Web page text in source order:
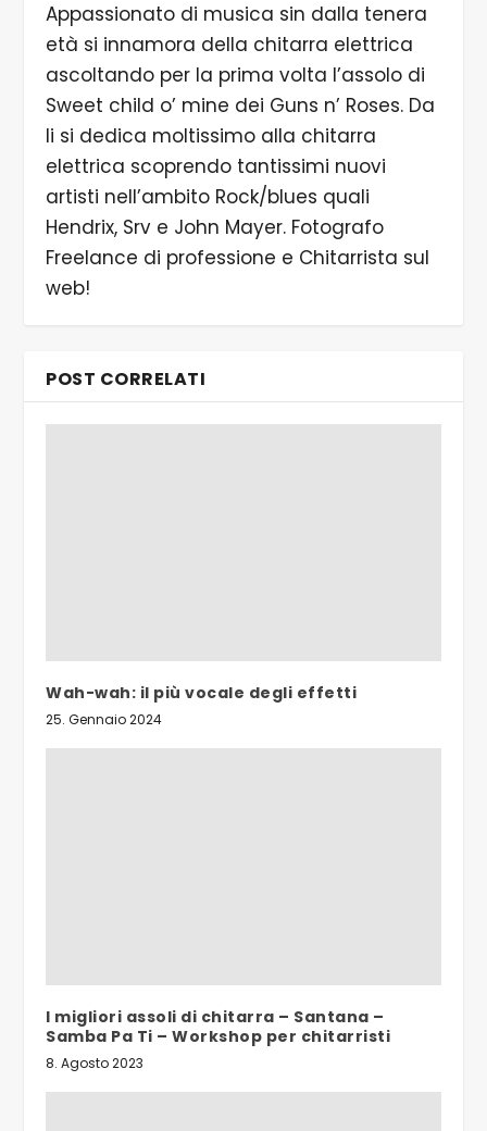
Appassionato di musica sin dalla tenera
età si innamora della chitarra elettrica
ascoltando per la prima volta l’assolo di
Sweet child o’ mine dei Guns n’ Roses. Da
li si dedica moltissimo alla chitarra
elettrica scoprendo tantissimi nuovi
artisti nell’ambito Rock/blues quali
Hendrix, Srv e John Mayer. Fotografo
Freelance di professione e Chitarrista sul
web!
POST CORRELATI
Wah-wah: il più vocale degli effetti
25. Gennaio 2024
I migliori assoli di chitarra – Santana –
Samba Pa Ti – Workshop per chitarristi
8. Agosto 2023